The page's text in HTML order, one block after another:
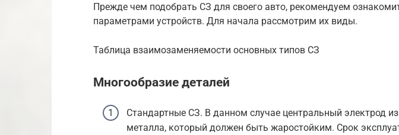
Прежде чем подобрать СЗ для своего авто, рекомендуем
параметрами устройств. Для начала рассмотрим их виды.
Таблица взаимозаменяемости основных типов СЗ
Многообразие деталей
Стандартные СЗ. В данном случае центральный электрод
металла, который должен быть жаростойким. Срок